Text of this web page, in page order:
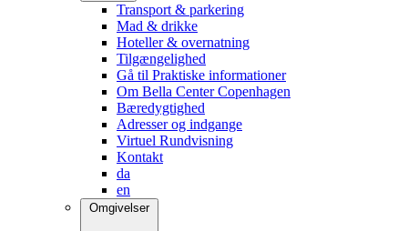
Transport & parkering
Mad & drikke
Hoteller & overnatning
Tilgængelighed
Gå til Praktiske informationer
Om Bella Center Copenhagen
Bæredygtighed
Adresser og indgange
Virtuel Rundvisning
Kontakt
da
en
Omgivelser